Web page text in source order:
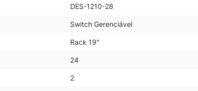
DES-1210-28
Switch Gerenciável
Rack 19"
24
2